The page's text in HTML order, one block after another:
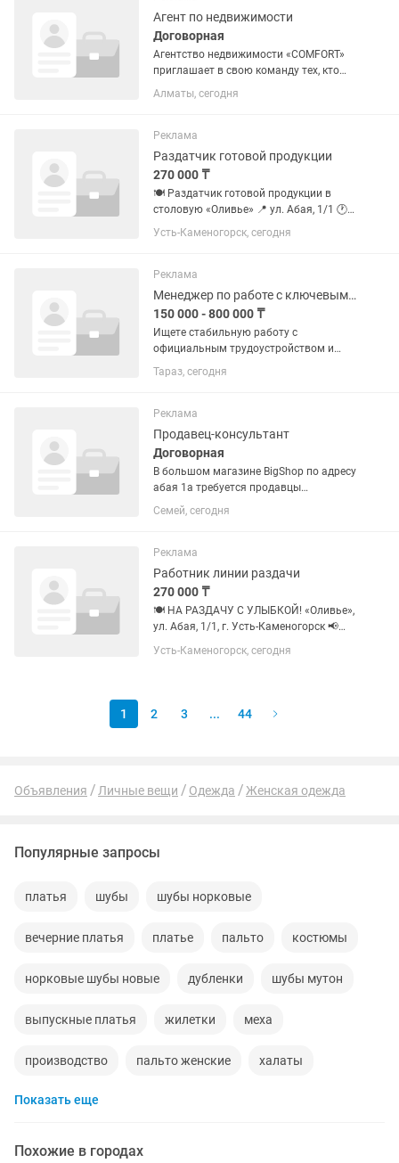
Агент по недвижимости
Договорная
Агентство недвижимости «COMFORT»
приглашает в свою команду тех, кто
готов расти и зарабатывать достойно!
• Денег, чтобы...
Алматы, сегодня
Реклама
Раздатчик готовой продукции
270 000 ₸
🍽 Раздатчик готовой продукции в
столовую «Оливье» 📍 ул. Абая, 1/1 🕐
График: 2/2, 07:00–22:30 💰 Зарплата:
270 000 тг на руки (после
делать: • Выкладывать готовые...
Усть-Каменогорск, сегодня
Реклама
Менеджер по работе с ключевыми клиентами
150 000 - 800 000 ₸
Ищете стабильную работу с
официальным трудоустройством и
возможностью хорошо зарабатывать?
Тогда присоединяйтесь к нашей
Официальное трудоустройство и
полный социальный...
Тараз, сегодня
Реклама
Продавец-консультант
Договорная
В большом магазине BigShop по адресу
абая 1а требуется продавцы
консультанты на постоянной основе (
не студентки ) Требования к кандидату:
опыт работы в сфере...
Семей, сегодня
Реклама
Работник линии раздачи
270 000 ₸
🍽 НА РАЗДАЧУ С УЛЫБКОЙ! «Оливье»,
ул. Абая, 1/1, г. Усть-Каменогорск 📢
— того самого героя, который знает, где
Усть-Каменогорск, сегодня
1 2 3 ... 44
Объявления Личные вещи Одежда Женская одежда
Популярные запросы
платья шубы шубы норковые
вечерние платья платье пальто костюмы
норковые шубы новые дубленки шубы мутон
выпускные платья жилетки меха
производство пальто женские халаты
платья на прокат
Показать еще
Похожие в городах